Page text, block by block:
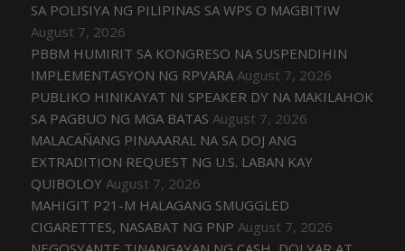
SA POLISIYA NG PILIPINAS SA WPS O MAGBITIW
August 7, 2026
PBBM HUMIRIT SA KONGRESO NA SUSPENDIHIN
IMPLEMENTASYON NG RPVARA August 7, 2026
PUBLIKO HINIKAYAT NI SPEAKER DY NA MAKILAHOK
SA PAGBUO NG MGA BATAS August 7, 2026
MALACAÑANG PINAAARAL NA SA DOJ ANG
EXTRADITION REQUEST NG U.S. LABAN KAY
QUIBOLOY August 7, 2026
MAHIGIT P21-M HALAGANG SMUGGLED
CIGARETTES, NASABAT NG PNP August 7, 2026